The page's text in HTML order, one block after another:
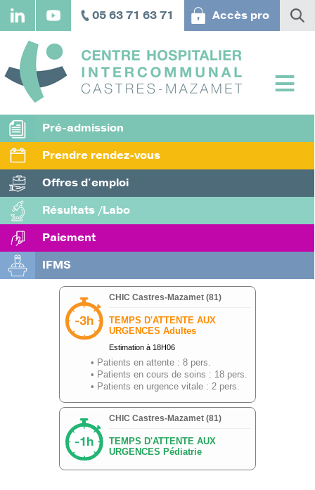
Aller
principal
05 63 71 63 71 Accès pro
Pré-admission
Prendre rendez-vous
Offres d'emploi
Résultats /Labo
Paiement
IFMS